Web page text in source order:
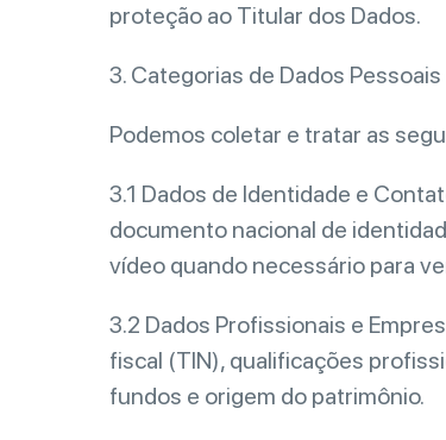
proteção ao Titular dos Dados.
3. Categorias de Dados
Podemos coletar e tratar as
3.1 Dados de Identidade e
documento nacional de
vídeo quando necessário para
3.2 Dados Profissionais e
fiscal (TIN), qualificações
fundos e origem do patrimônio.